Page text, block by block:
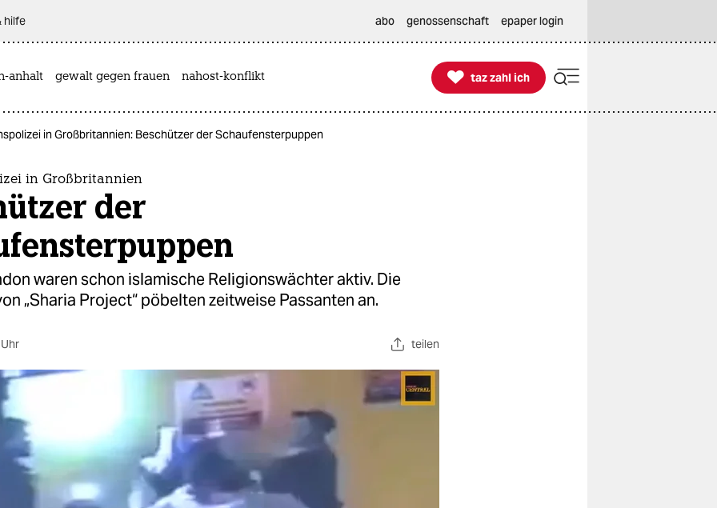
hilfe abo genossenschaft epaper login
anhalt gewalt gegen frauen nahost-konflikt 
taz zahl ich
taz zahl ich
in Großbritannien: Beschützer der Schaufensterpuppen
in Großbritannien
der
waren schon islamische Religionswächter aktiv. Die
„Sharia Project“ pöbelten zeitweise Passanten an.
teilen